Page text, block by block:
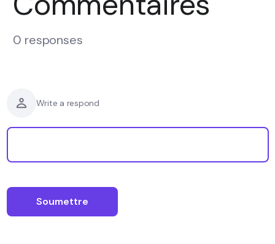
0 responses
Write a respond